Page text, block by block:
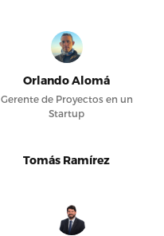
Orlando Alomá
Gerente de Proyectos en un
Startup
Tomás Ramírez